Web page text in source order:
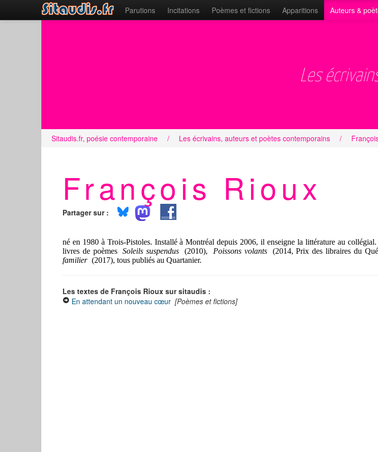
Parutions Incitations Poèmes et fictions Apparitions Auteurs &
Les
Sitaudis.fr, poésie contemporaine / Les écrivains, auteurs et poètes contemporains /
François Rioux
Partager sur :
né en 1980 à Trois-Pistoles. Installé à Montréal depuis 2006, il enseigne la littérature au collégial.
livres de poèmes
Soleils suspendus (2010), Poissons volants (2014, Prix des libraires du
familier (2017), tous publiés au Quartanier.
Les textes de François Rioux sur sitaudis :
En attendant un nouveau cœur [Poèmes et fictions]